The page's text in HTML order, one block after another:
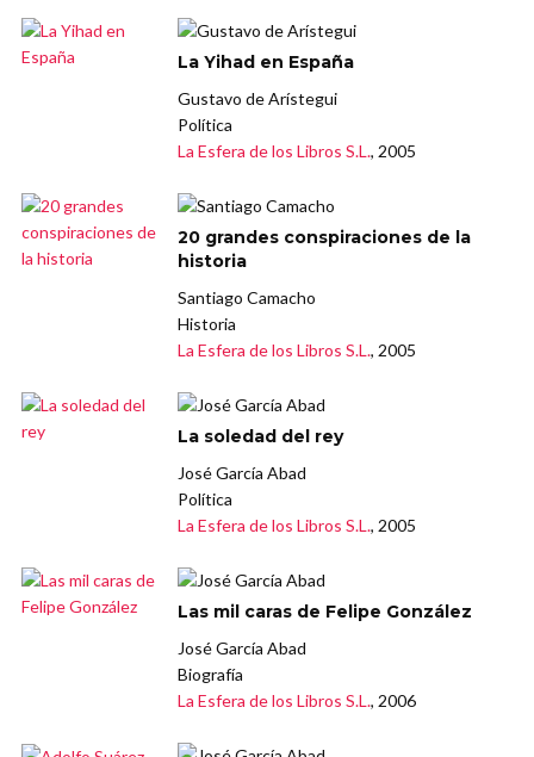
La Yihad en España
Gustavo de Arístegui
Política
La Esfera de los Libros S.L., 2005
20 grandes conspiraciones de la
historia
Santiago Camacho
Historia
La Esfera de los Libros S.L., 2005
La soledad del rey
José García Abad
Política
La Esfera de los Libros S.L., 2005
Las mil caras de Felipe González
José García Abad
Biografía
La Esfera de los Libros S.L., 2006